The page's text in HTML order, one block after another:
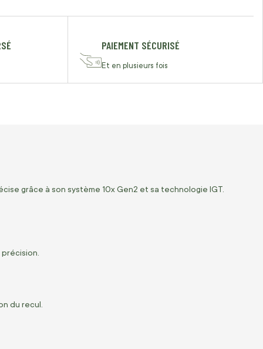
PAIEMENT SÉCURISÉ
Et en plusieurs fois
grâce à son système 10x Gen2 et sa technologie IGT.
du recul.